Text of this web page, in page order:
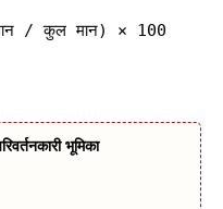
/ कुल मान) × 100
भूमिका